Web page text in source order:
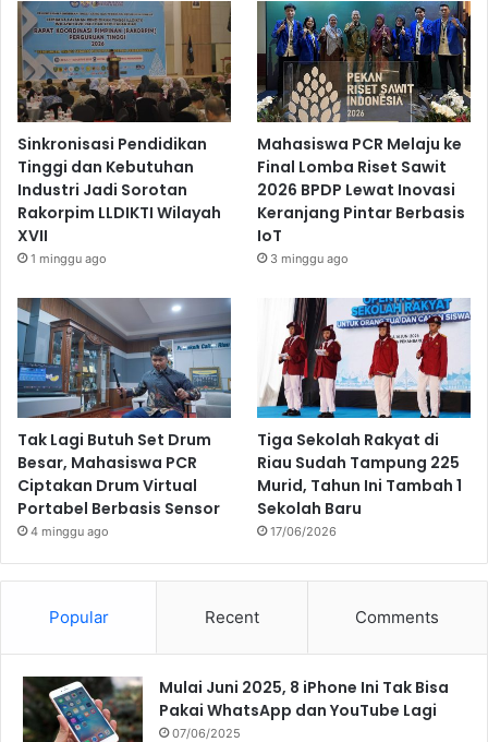
Sinkronisasi Pendidikan
Tinggi dan Kebutuhan
Industri Jadi Sorotan
Rakorpim LLDIKTI Wilayah
XVII
1 minggu ago
Mahasiswa PCR Melaju ke
Final Lomba Riset Sawit
2026 BPDP Lewat Inovasi
Keranjang Pintar Berbasis
IoT
3 minggu ago
Tak Lagi Butuh Set Drum
Besar, Mahasiswa PCR
Ciptakan Drum Virtual
Portabel Berbasis Sensor
4 minggu ago
Tiga Sekolah Rakyat di
Riau Sudah Tampung 225
Murid, Tahun Ini Tambah 1
Sekolah Baru
17/06/2026
Popular Recent Comments
Mulai Juni 2025, 8 iPhone Ini Tak Bisa
Pakai WhatsApp dan YouTube Lagi
07/06/2025